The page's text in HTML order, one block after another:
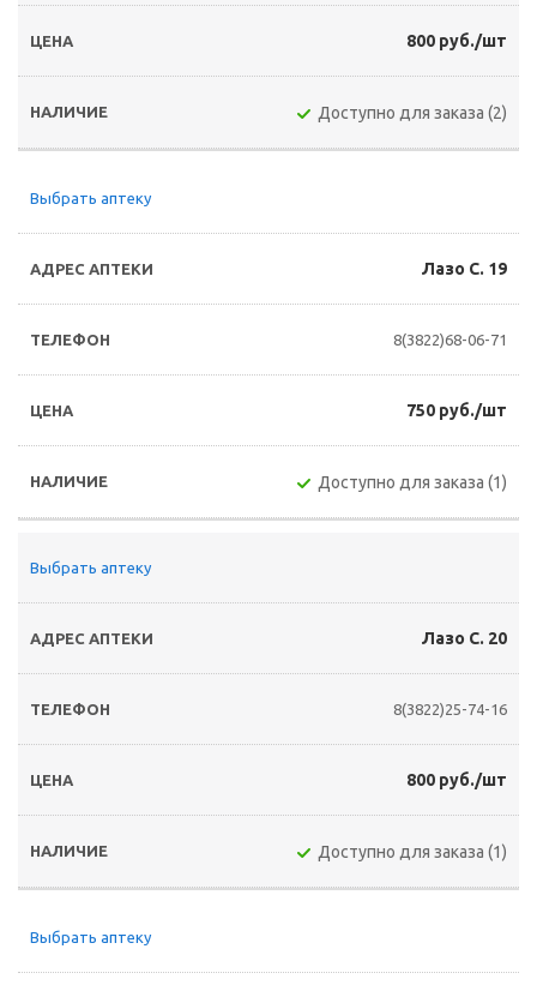
800 руб./шт
Доступно для заказа (2)
Выбрать аптеку
Лазо С. 19
8(3822)68-06-71
750 руб./шт
Доступно для заказа (1)
Выбрать аптеку
Лазо С. 20
8(3822)25-74-16
800 руб./шт
Доступно для заказа (1)
Выбрать аптеку